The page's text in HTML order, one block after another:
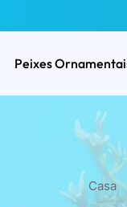
Peixes
Casa